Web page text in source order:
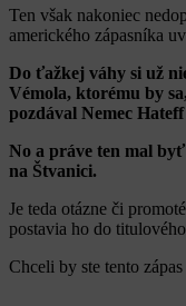
Ten však nakoniec
amerického zápasníka
Do ťažkej váhy si už
Vémola, ktorému by
pozdával Nemec
No a práve ten mal
na Štvanici.
Je teda otázne či
postavia ho do
Chceli by ste tento